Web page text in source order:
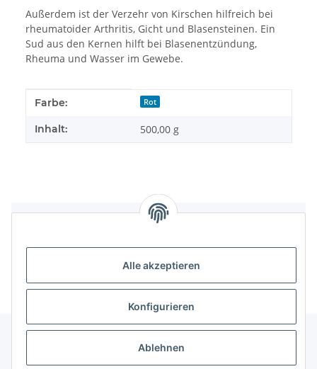
Alle akzeptieren
Konfigurieren
Ablehnen
Außerdem ist der Verzehr von Kirschen hilfreich bei
rheumatoider Arthritis, Gicht und Blasensteinen. Ein
Sud aus den Kernen hilft bei Blasenentzündung,
Rheuma und Wasser im Gewebe.
Produkteigenschaft
Wert
Farbe: Rot
Inhalt: 500,00 g